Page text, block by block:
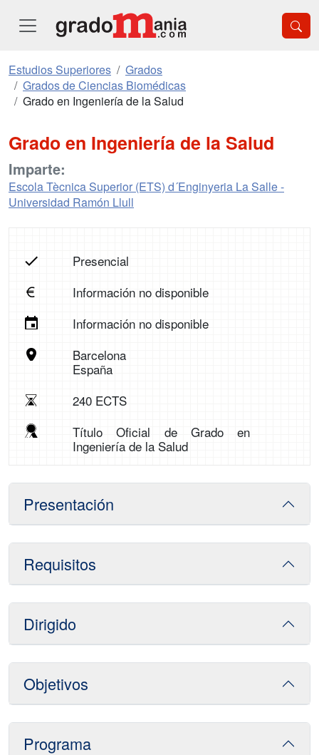
Estudios Superiores
Grados
Grados de Ciencias Biomédicas
Grado en Ingeniería de la Salud
Grado en Ingeniería de la Salud
Imparte:
Escola Tècnica Superior (ETS) d´Enginyeria La Salle -
Universidad Ramón Llull
Presencial
Información no disponible
Información no disponible
Barcelona
España
240 ECTS
Título Oficial de Grado en
Ingeniería de la Salud
Presentación
Requisitos
Dirigido
Objetivos
Programa